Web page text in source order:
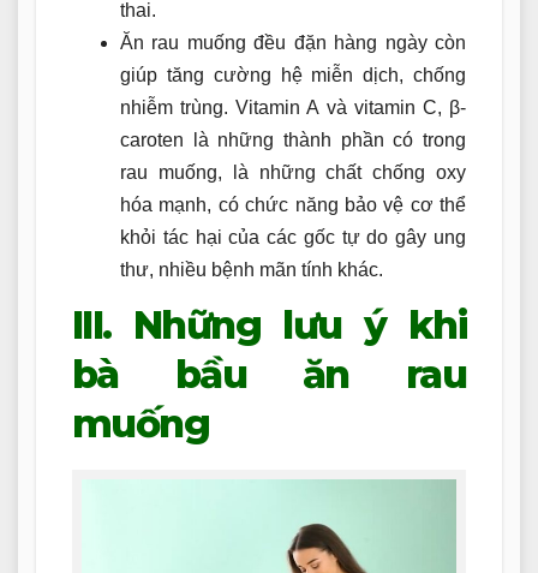
thai.
Ăn rau muống đều đặn hàng ngày còn
giúp tăng cường hệ miễn dịch, chống
nhiễm trùng. Vitamin A và vitamin C, β-
caroten là những thành phần có trong
rau muống, là những chất chống oxy
hóa mạnh, có chức năng bảo vệ cơ thể
khỏi tác hại của các gốc tự do gây ung
thư, nhiều bệnh mãn tính khác.
III. Những lưu ý khi
bà bầu ăn rau
muống